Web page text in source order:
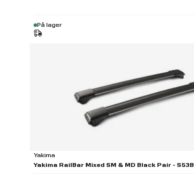
På lager
Yakima
Yakima RailBar Mixed SM & MD Black Pair - S53B